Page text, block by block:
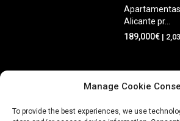
Manage Cookie
To provide the best experiences, we use
Alicante pr...
189,000€ |
terasa, A...
220,000€ |